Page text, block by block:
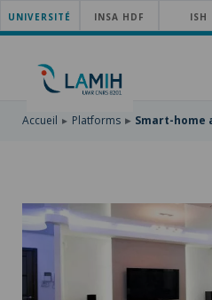
SKIP
TO
NAVIGATION
SKIP
MAIN
CONTENT
SKIP
UNIVERSITÉ INSA HDF ISH
Accueil Platforms Smart-home